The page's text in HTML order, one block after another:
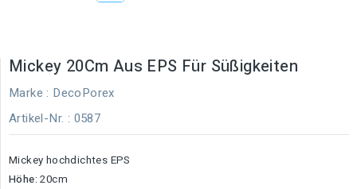
Mickey 20Cm Aus EPS Für Süßigkeiten
Marke : DecoPorex
Artikel-Nr. : 0587
Mickey hochdichtes EPS
Höhe: 20cm